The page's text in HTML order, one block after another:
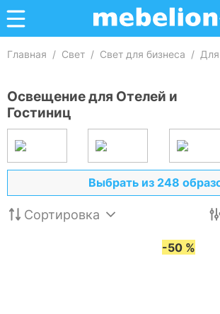
Главная / Свет / Свет для бизнеса / Для
Освещение для Отелей и
Гостиниц
Выбрать из 248
Сортировка
-50 %